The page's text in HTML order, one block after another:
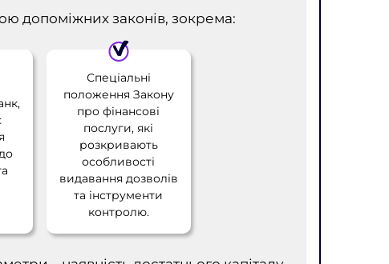
допоміжних законів, зокрема:
Спеціальні
положення Закону
про фінансові
послуги, які
розкривають
особливості
видавання дозволів
та інструменти
контролю.